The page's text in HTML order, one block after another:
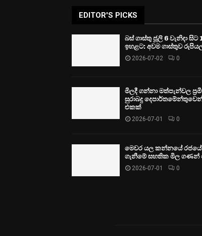
EDITOR'S PICKS
බස් ගාස්තු ජූලි 6 වැනිදා සිට
ඉහළට: අවම ගාස්තුව
2026-07-02 0
මිලදී ගන්නා මත්පැන්වල
සුරාබදු
එකක්
2026-07-01 0
මෙවර යල කන්නයේ රජයේ
ගැනීමේ සහතික මිල ගණන්
2026-07-01 0